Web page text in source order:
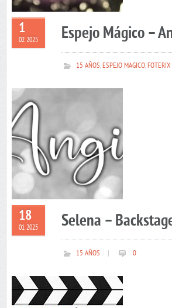
1
02 2025 Espejo Mágico –
15 AÑOS,ESPEJO MAGICO,FOTERIX
18
01 2025 Selena –
15 AÑOS 0